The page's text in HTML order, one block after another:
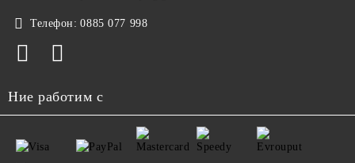
Телефон: 0885 077 998
Ние работим с